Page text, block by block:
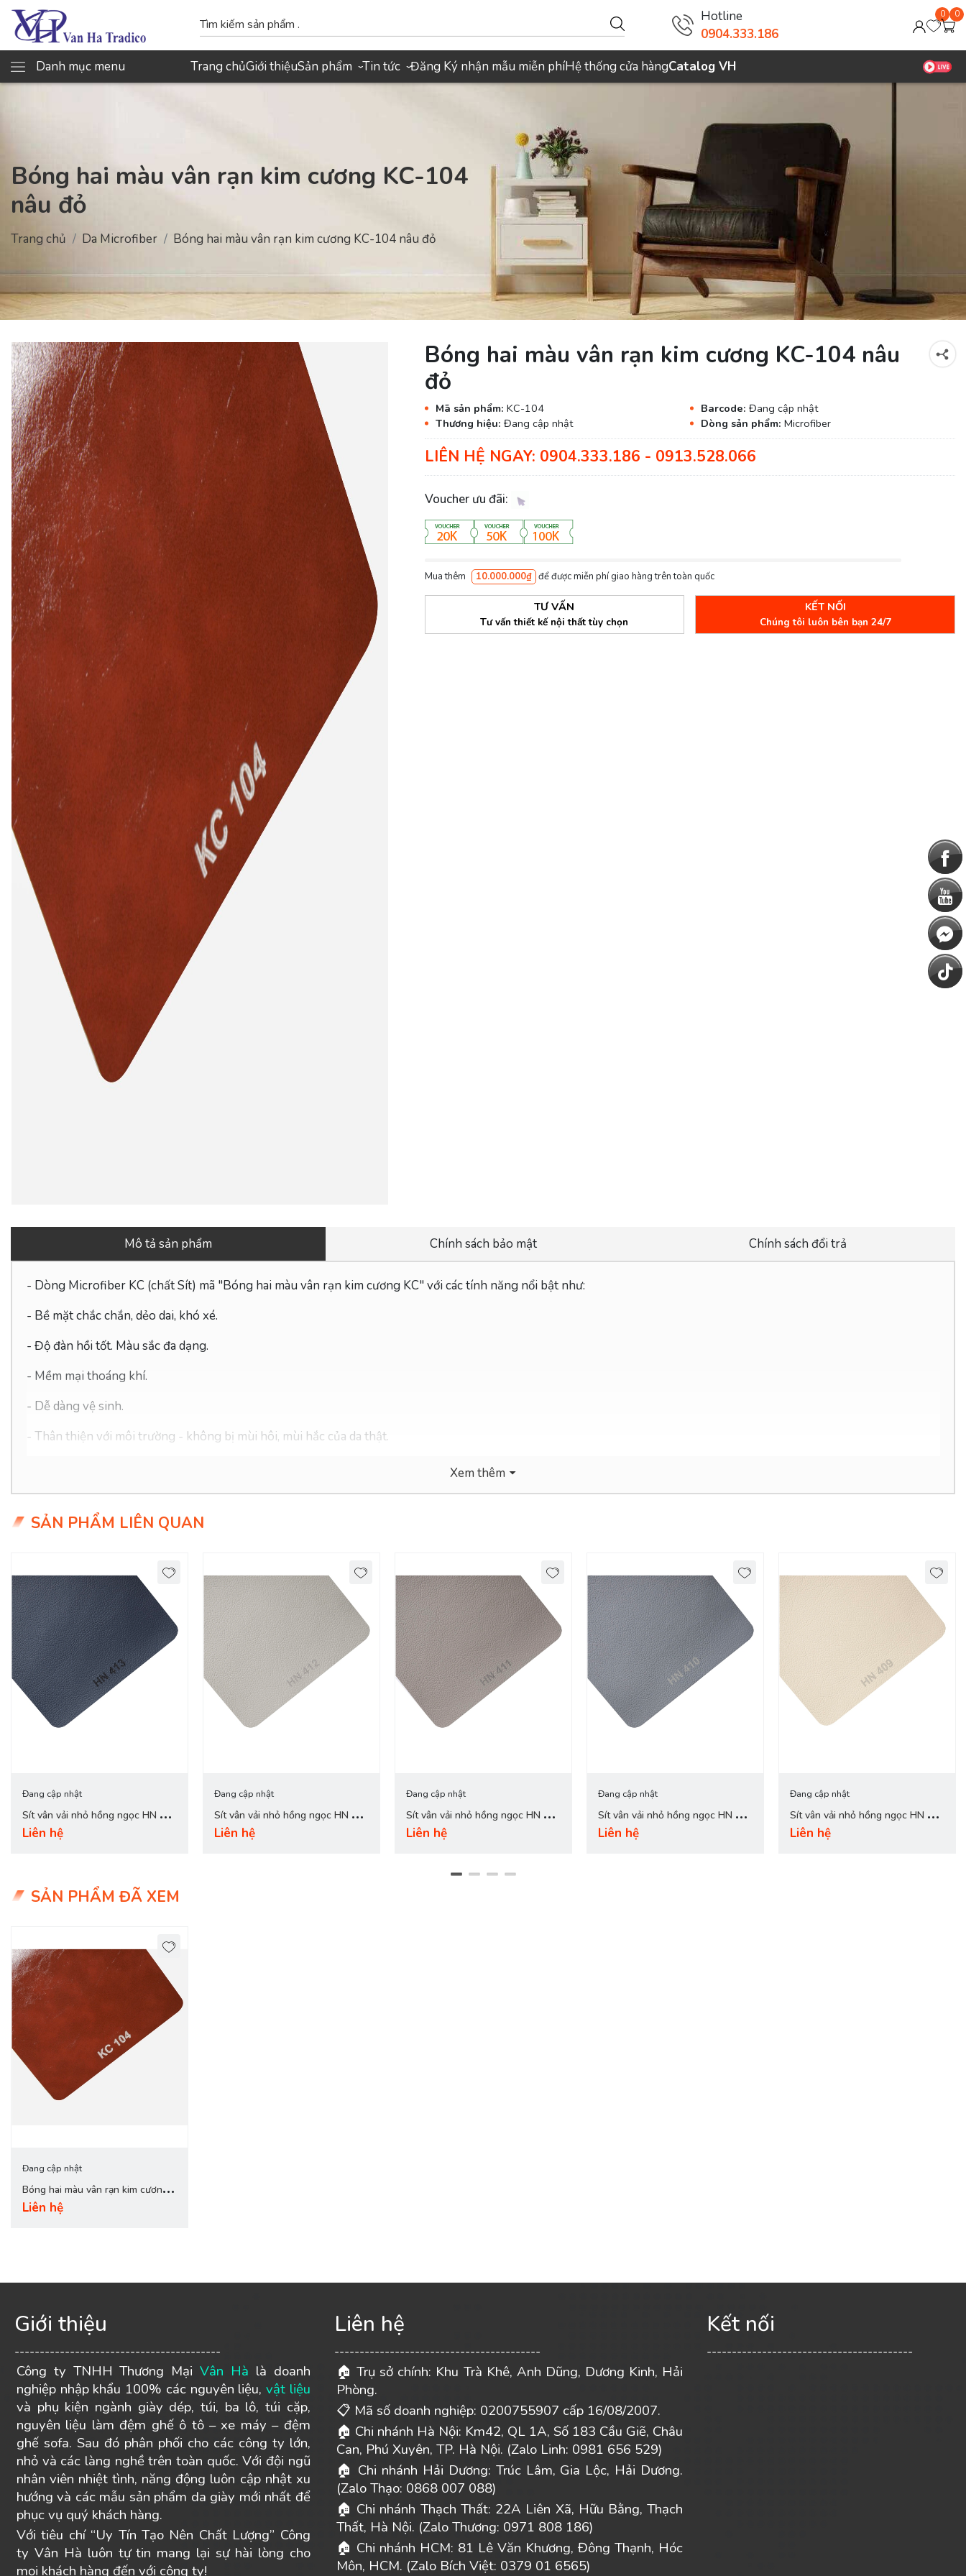
Hotline
0904.333.186
0 0
Danh mục menu Trang chủGiới thiệuSản phẩm ›Tin tức ›Đăng Ký nhận mẫu miễn phíHệ thống cửa hàngCatalog VH
Bóng hai màu vân rạn kim cương KC-104
nâu đỏ
Trang chủ Da Microfiber Bóng hai màu vân rạn kim cương KC-104 nâu đỏ
Bóng hai màu vân rạn kim cương KC-104 nâu
đỏ
Mã sản phẩm: KC-104 Barcode: Đang cập nhật
Thương hiệu: Đang cập nhật Dòng sản phẩm: Microfiber
LIÊN HỆ NGAY: 0904.333.186 - 0913.528.066
Voucher ưu đãi:
Mua thêm 10.000.000₫ để được miễn phí giao hàng trên toàn quốc
TƯ VẤN
Tư vấn thiết kế nội thất tùy chọn
KẾT NỐI
Chúng tôi luôn bên bạn 24/7
Mô tả sản phẩm Chính sách bảo mật Chính sách đổi trả
- Dòng Microfiber KC (chất Sít) mã "Bóng hai màu vân rạn kim cương KC" với các tính năng nổi bật như:
- Bề mặt chắc chắn, dẻo dai, khó xé.
- Độ đàn hồi tốt. Màu sắc đa dạng.
- Mềm mại thoáng khí.
- Dễ dàng vệ sinh.
- Thân thiện với môi trường - không bị mùi hôi, mùi hắc của da thật.
Xem thêm
SẢN PHẨM LIÊN QUAN
Đang cập nhật
Sít vân vải nhỏ hồng ngọc HN 413
xanh navy
Liên hệ
Đang cập nhật
Sít vân vải nhỏ hồng ngọc HN 412
ghi nhạt
Liên hệ
Đang cập nhật
Sít vân vải nhỏ hồng ngọc HN 411
lông chuột
Liên hệ
Đang cập nhật
Sít vân vải nhỏ hồng ngọc HN 410
xám
Liên hệ
Đang cập nhật
Sít vân vải nhỏ hồng ngọc HN 409
trắng sữa
Liên hệ
SẢN PHẨM ĐÃ XEM
Đang cập nhật
Bóng hai màu vân rạn kim cương
KC-104 nâu đỏ
Liên hệ
Giới thiệu
-----------------------------------------
Công ty TNHH Thương MạiVân Hà là doanh
nghiệp nhập khẩu 100% các nguyên liệu, vật liệu
và phụ kiện ngành giày dép, túi, ba lô, túi cặp,
nguyên liệu làm đệm ghế ô tô – xe máy – đệm
ghế sofa. Sau đó phân phối cho các công ty lớn,
nhỏ và các làng nghề trên toàn quốc. Với đội ngũ
nhân viên nhiệt tình, năng động luôn cập nhật xu
hướng và các mẫu sản phẩm da giày mới nhất để
phục vụ quý khách hàng.
Với tiêu chí “Uy Tín Tạo Nên Chất Lượng” Công
ty Vân Hà luôn tự tin mang lại sự hài lòng cho
mọi khách hàng đến với công ty!
Liên hệ
-----------------------------------------
🏠 Trụ sở chính: Khu Trà Khê, Anh Dũng, Dương Kinh, Hải
Phòng.
📋 Mã số doanh nghiệp: 0200755907 cấp 16/08/2007.
🏠 Chi nhánh Hà Nội: Km42, QL 1A, Số 183 Cầu Giẽ, Châu
Can, Phú Xuyên, TP. Hà Nội. (Zalo Linh: 0981 656 529)
🏠
Chi nhánh Hải Dương: Trúc Lâm, Gia Lộc, Hải Dương.
(Zalo Thạo: 0868 007 088)
🏠 Chi nhánh Thạch Thất: 22A Liên Xã, Hữu Bằng, Thạch
Thất, Hà Nội. (Zalo Thương: 0971 808 186)
🏠 Chi nhánh HCM: 81 Lê Văn Khương, Đông Thạnh, Hóc
Môn, HCM. (Zalo Bích Việt: 0379 01 6565)
Kết nối
-----------------------------------------